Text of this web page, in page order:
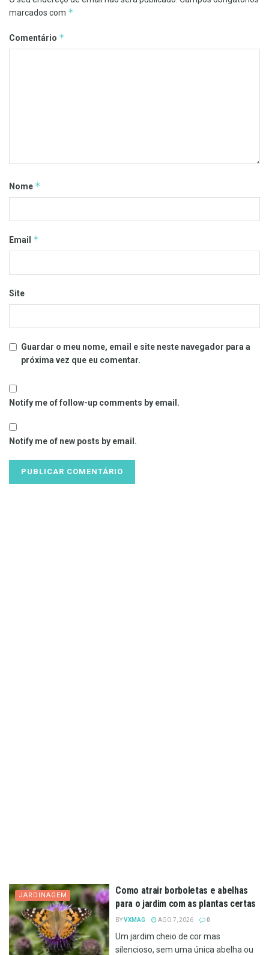
marcados com *
Comentário *
Nome *
Email *
Site
Guardar o meu nome, email e site neste navegador para a
próxima vez que eu comentar.
Notify me of follow-up comments by email.
Notify me of new posts by email.
JARDINAGEM
Como atrair borboletas e abelhas
para o jardim com as plantas certas
BYVXMAG AGO 7, 2026 0
Um jardim cheio de cor mas
silencioso, sem uma única abelha ou